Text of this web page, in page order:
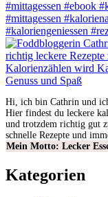
Hi, ich bin Cathrin und
Hier findest du leckere
und trotzdem richtig gut
schnelle Rezepte und
Mein Motto: Lecker
Kategorien